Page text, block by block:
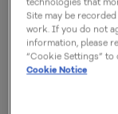
Site may be
work. If you do not
information, please
“Cookie Settings” to
Cookie Notice